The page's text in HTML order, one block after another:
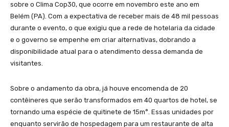
sobre o Clima Cop30, que ocorre em novembro este ano em
Belém (PA). Com a expectativa de receber mais de 48 mil pessoas
durante o evento, o que exigiu que a rede de hotelaria da cidade
e o governo se empenhe em criar alternativas, dobrando a
disponibilidade atual para o atendimento dessa demanda de
visitantes.
Sobre o andamento da obra, já houve encomenda de 20
contêineres que serão transformados em 40 quartos de hotel, se
tornando uma espécie de quitinete de 15m°. Essas unidades por
enquanto servirão de hospedagem para um restaurante de alta